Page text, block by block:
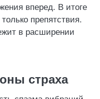
вперед. В итоге
препятствия.
в расширении
страха